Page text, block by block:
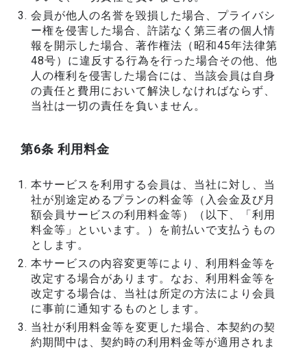
会員が他人の名誉を毀損した場合、プライバシ
ー権を侵害した場合、許諾なく第三者の個人情
報を開示した場合、著作権法（昭和45年法律第
48号）に違反する行為を行った場合その他、他
人の権利を侵害した場合には、当該会員は自身
の責任と費用において解決しなければならず、
当社は一切の責任を負いません。
第6条 利用料金
本サービスを利用する会員は、当社に対し、当
社が別途定めるプランの料金等（入会金及び月
額会員サービスの利用料金等）（以下、「利用
料金等」といいます。）を前払いで支払うもの
とします。
本サービスの内容変更等により、利用料金等を
改定する場合があります。なお、利用料金等を
改定する場合は、当社は所定の方法により会員
に事前に通知するものとします。
当社が利用料金等を変更した場合、本契約の契
約期間中は、契約時の利用料金等が適用されま